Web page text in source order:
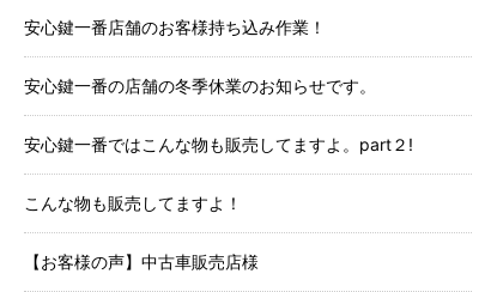
安心鍵一番店舗のお客様持ち込み作業！
安心鍵一番の店舗の冬季休業のお知らせです。
安心鍵一番ではこんな物も販売してますよ。part２!
こんな物も販売してますよ！
【お客様の声】中古車販売店様